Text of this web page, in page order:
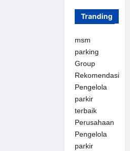
Tranding
msm
parking
Group
Rekomendasi
Pengelola
parkir
terbaik
Perusahaan
Pengelola
parkir